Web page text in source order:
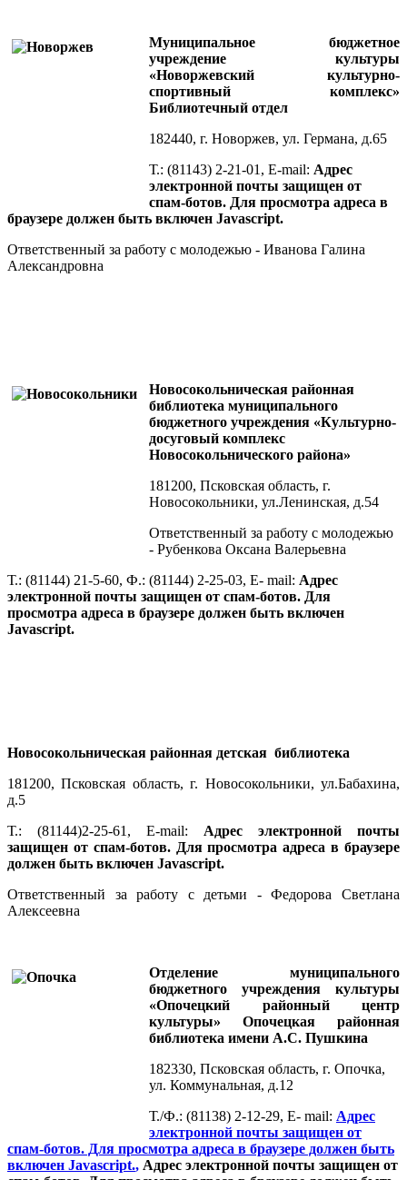
Муниципальное бюджетное
учреждение культуры
«Новоржевский культурно-
спортивный комплекс»
Библиотечный отдел
182440, г. Новоржев, ул. Германа, д.65
Т.: (81143) 2-21-01, E-mail: Адрес
электронной почты защищен от
спам-ботов. Для просмотра адреса в
браузере должен быть включен Javascript.
Ответственный за работу с молодежью - Иванова Галина
Александровна
Новосокольническая районная
библиотека муниципального
бюджетного учреждения «Культурно-
досуговый комплекс
Новосокольнического района»
181200, Псковская область, г.
Новосокольники, ул.Ленинская, д.54
Ответственный за работу с молодежью
- Рубенкова Оксана Валерьевна
Т.: (81144) 21-5-60, Ф.: (81144) 2-25-03, E- mail: Адрес
электронной почты защищен от спам-ботов. Для
просмотра адреса в браузере должен быть включен
Javascript.
Новосокольническая районная детская библиотека
181200, Псковская область, г. Новосокольники, ул.Бабахина,
д.5
Т.: (81144)2-25-61, E-mail: Адрес электронной почты
защищен от спам-ботов. Для просмотра адреса в браузере
должен быть включен Javascript.
Ответственный за работу с детьми - Федорова Светлана
Алексеевна
Отделение муниципального
бюджетного учреждения культуры
«Опочецкий районный центр
культуры» Опочецкая районная
библиотека имени А.С. Пушкина
182330, Псковская область, г. Опочка,
ул. Коммунальная, д.12
Т./Ф.: (81138) 2-12-29, E- mail: Адрес
электронной почты защищен от
спам-ботов. Для просмотра адреса в браузере должен быть
включен Javascript., Адрес электронной почты защищен от